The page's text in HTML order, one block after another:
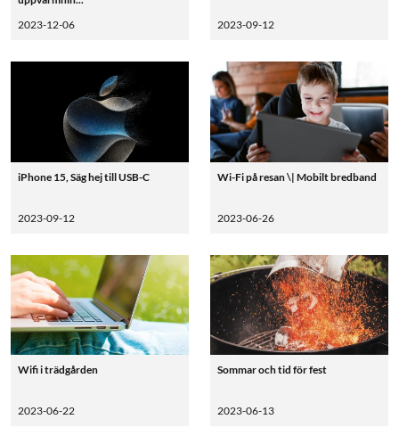
2023-12-06
2023-09-12
iPhone 15, Säg hej till USB-C
2023-09-12
Wi-Fi på resan \| Mobilt bredband
2023-06-26
Wifi i trädgården
2023-06-22
Sommar och tid för fest
2023-06-13